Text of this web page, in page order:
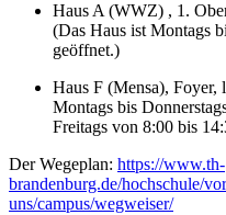
Haus A (WWZ) , 1.
(Das Haus ist Montags
geöffnet.)
Haus F (Mensa),
Montags bis
Freitags von 8:00 bis
Der Wegeplan: https://www.th-
brandenburg.de/hochschule/
uns/campus/wegweiser/